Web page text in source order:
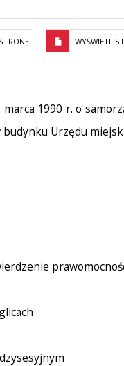
WYŚWIETL
1990 r. o
Urzędu